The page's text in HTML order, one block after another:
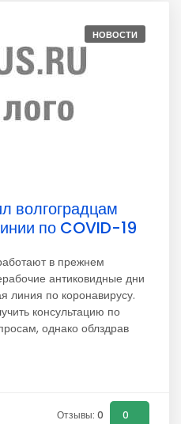
НОВОСТИ
волгоградцам
по COVID-19
в прежнем
антиковидные дни
линия по коронавирусу.
консультацию по
однако облздрав
Отзывы: 0 0